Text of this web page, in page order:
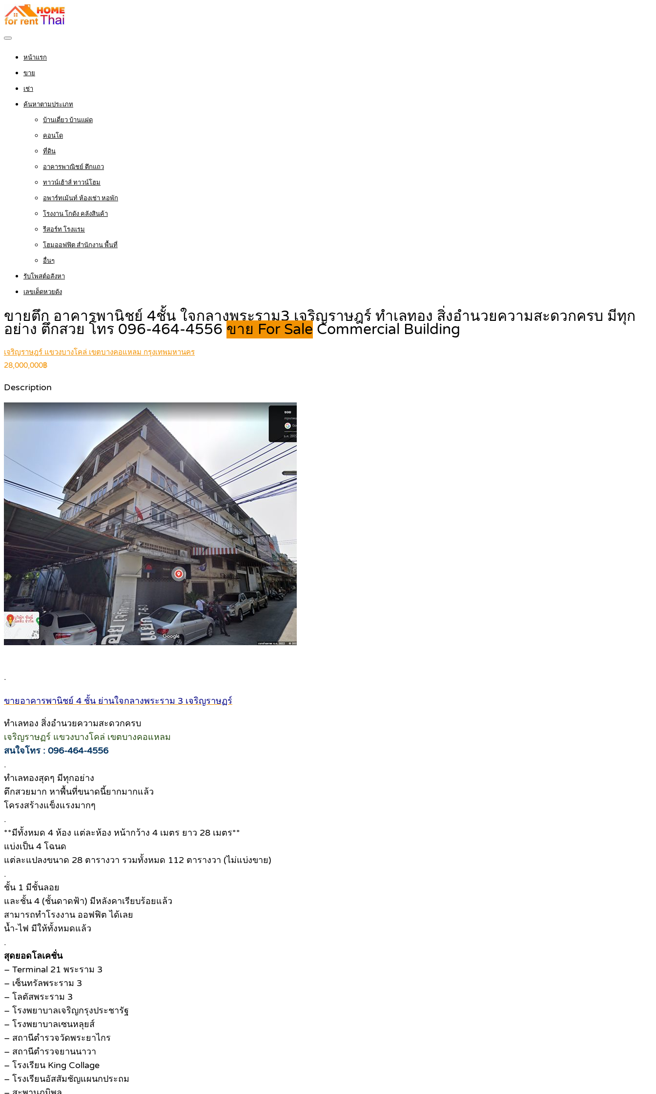
หน้าแรก
ขาย
เช่า
ค้นหาตามประเภท
บ้านเดี่ยว บ้านแฝด
คอนโด
ที่ดิน
อาคารพาณิชย์ ตึกแถว
ทาวน์เฮ้าส์ ทาวน์โฮม
อพาร์ทเม้นท์ ห้องเช่า หอพัก
โรงงาน โกดัง คลังสินค้า
รีสอร์ท โรงแรม
โฮมออฟฟิต สำนักงาน พื้นที่
อื่นๆ
รับโพสต์อสังหา
เลขเด็ดหวยดัง
ขายตึก อาคารพานิชย์ 4ชั้น ใจกลางพระราม3 เจริญราษฎร์ ทำเลทอง สิ่งอำนวยความสะดวกครบ มีทุก
อย่าง ตึกสวย โทร 096-464-4556 ขาย For Sale Commercial Building
เจริญราษฎร์ แขวงบางโคล่ เขตบางคอแหลม กรุงเทพมหานคร
28,000,000฿
Description
.
ขายอาคารพานิชย์ 4 ชั้น ย่านใจกลางพระราม 3 เจริญราษฏร์
ทำเลทอง สิ่งอำนวยความสะดวกครบ
เจริญราษฏร์ แขวงบางโคล่ เขตบางคอแหลม
สนใจโทร : 096-464-4556
.
ทำเลทองสุดๆ มีทุกอย่าง
ตึกสวยมาก หาพื้นที่ขนาดนี้ยากมากแล้ว
โครงสร้างแข็งแรงมากๆ
.
**มีทั้งหมด 4 ห้อง แต่ละห้อง หน้ากว้าง 4 เมตร ยาว 28 เมตร**
แบ่งเป็น 4 โฉนด
แต่ละแปลงขนาด 28 ตารางวา รวมทั้งหมด 112 ตารางวา (ไม่แบ่งขาย)
.
ชั้น 1 มีชั้นลอย
และชั้น 4 (ชั้นดาดฟ้า) มีหลังคาเรียบร้อยแล้ว
สามารถทำโรงงาน ออฟฟิต ได้เลย
น้ำ-ไฟ มีให้ทั้งหมดแล้ว
.
สุดยอดโลเคชั่น
– Terminal 21 พระราม 3
– เซ็นทรัลพระราม 3
– โลตัสพระราม 3
– โรงพยาบาลเจริญกรุงประชารัฐ
– โรงพยาบาลเซนหลุยส์
– สถานีตำรวจวัดพระยาไกร
– สถานีตำรวจยานนาวา
– โรงเรียน King Collage
– โรงเรียนอัสสัมชัญแผนกประถม